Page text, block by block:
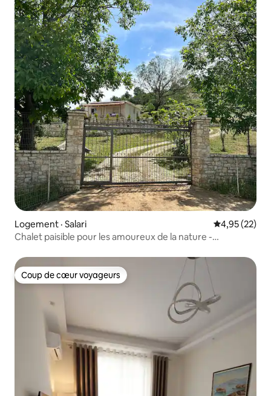
Logement · Salari Note
4,95 (22)
Chalet paisible pour les amoureux de la nature -
Coup de cœur voyageurs
Coup de cœur voyageurs